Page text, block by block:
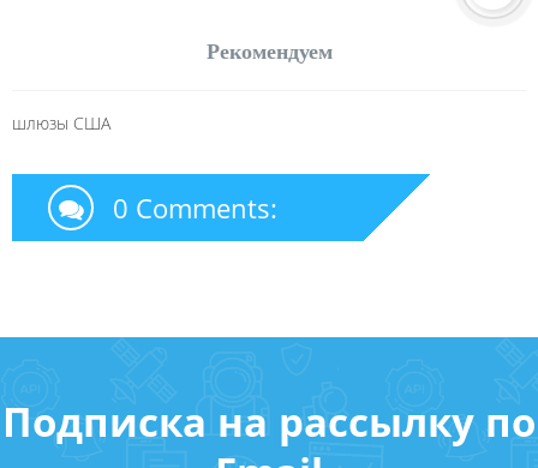
Рекомендуем
шлюзы США
0 Comments:
Подписка на рассылку по